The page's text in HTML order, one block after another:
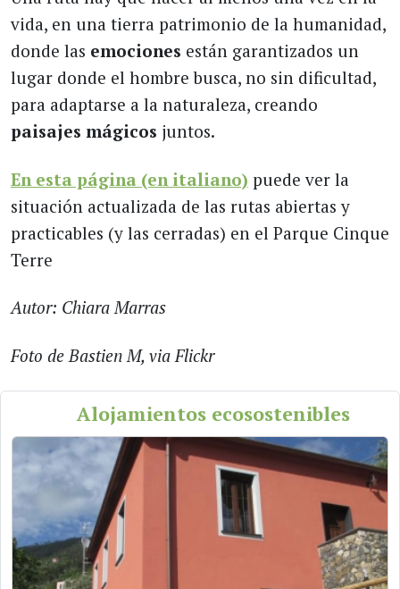
vida, en una tierra patrimonio de la humanidad,
donde las emociones están garantizados un
lugar donde el hombre busca, no sin dificultad,
para adaptarse a la naturaleza, creando
paisajes mágicos juntos.
En esta página (en italiano) puede ver la
situación actualizada de las rutas abiertas y
practicables (y las cerradas) en el Parque Cinque
Terre
Autor: Chiara Marras
Foto de Bastien M, via Flickr
Alojamientos ecosostenibles